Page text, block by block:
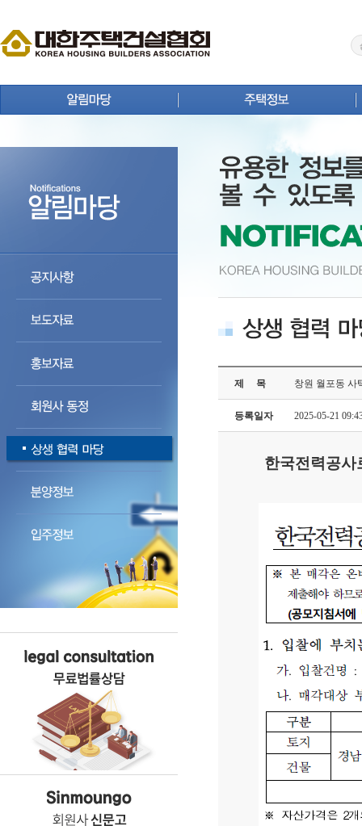
회원사 동정
상생 협력 마당
주택사업 안내
연구원 Brief
주택통계
주택등록업체 검색
주택자료실
제 목 창원 월포동 사
등록일자 2025-05-21
한국전력공